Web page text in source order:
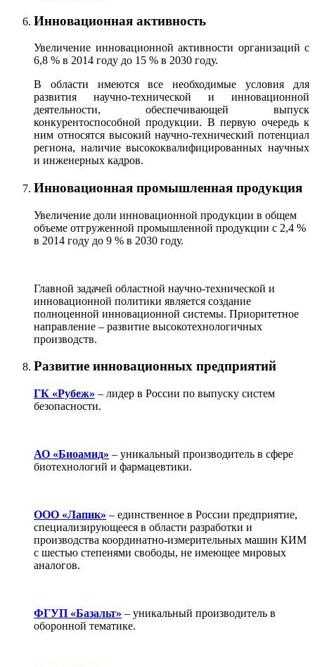
Инновационная активность
Увеличение инновационной активности организаций с
6,8 % в 2014 году до 15 % в 2030 году.
В области имеются все необходимые условия для
развития научно-технической и инновационной
деятельности, обеспечивающей выпуск
конкурентоспособной продукции. В первую очередь к
ним относятся высокий научно-технический потенциал
региона, наличие высококвалифицированных научных
и инженерных кадров.
Инновационная промышленная продукция
Увеличение доли инновационной продукции в общем
объеме отгруженной промышленной продукции с 2,4 %
в 2014 году до 9 % в 2030 году.
Главной задачей областной научно-технической и
инновационной политики является создание
полноценной инновационной системы. Приоритетное
направление – развитие высокотехнологичных
производств.
Развитие инновационных предприятий
ГК «Рубеж» – лидер в России по выпуску систем
безопасности.
АО «Биоамид» – уникальный производитель в сфере
биотехнологий и фармацевтики.
ООО «Лапик» – единственное в России предприятие,
специализирующееся в области разработки и
производства координатно-измерительных машин КИМ
с шестью степенями свободы, не имеющее мировых
аналогов.
ФГУП «Базальт» – уникальный производитель в
оборонной тематике.